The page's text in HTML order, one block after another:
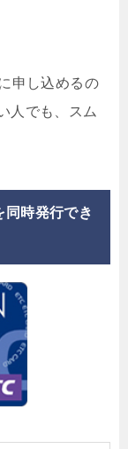
申し込めるの
人でも、スム
同時発行でき